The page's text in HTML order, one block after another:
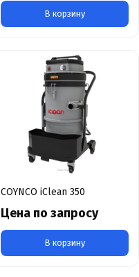
В корзину
COYNCO iClean 350
Цена по запросу
В корзину